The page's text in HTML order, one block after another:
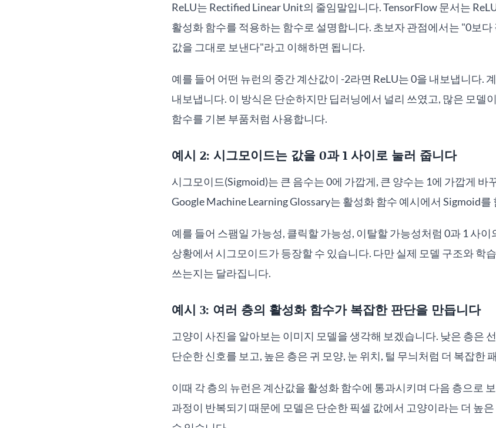
ReLU는 Rectified Linear Unit의 줄임말입니다. TensorFlow 문서는
활성화 함수를 적용하는 함수로 설명합니다. 초보자 관점에서는 "0보다
값을 그대로 보낸다"라고 이해하면 됩니다.
예를 들어 어떤 뉴런의 중간 계산값이 -2라면 ReLU는 0을 내보냅니다.
내보냅니다. 이 방식은 단순하지만 딥러닝에서 널리 쓰였고, 많은 모델
함수를 기본 부품처럼 사용합니다.
예시 2: 시그모이드는 값을 0과 1 사이로 눌러 줍니다
시그모이드(Sigmoid)는 큰 음수는 0에 가깝게, 큰 양수는 1에 가깝게 바
Google Machine Learning Glossary는 활성화 함수 예시에서 Sigmoid를
예를 들어 스팸일 가능성, 클릭할 가능성, 이탈할 가능성처럼 0과 1 사
상황에서 시그모이드가 등장할 수 있습니다. 다만 실제 모델 구조와 학
쓰는지는 달라집니다.
예시 3: 여러 층의 활성화 함수가 복잡한 판단을 만듭니다
고양이 사진을 알아보는 이미지 모델을 생각해 보겠습니다. 낮은 층은
단순한 신호를 보고, 높은 층은 귀 모양, 눈 위치, 털 무늬처럼 더 복잡한
이때 각 층의 뉴런은 계산값을 활성화 함수에 통과시키며 다음 층으로
과정이 반복되기 때문에 모델은 단순한 픽셀 값에서 고양이라는 더 높